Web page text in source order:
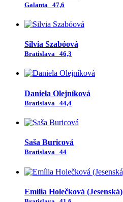
Galanta 47,6
Silvia Szabóová
Bratislava 46,3
Daniela Olejníková
Bratislava 44,4
Saša Buricová
Bratislava 44
Emília Holečková (Jesenská)